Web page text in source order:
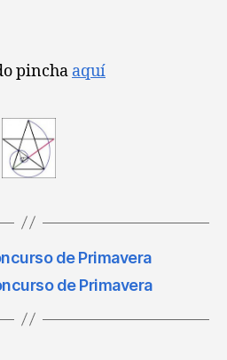
pincha aquí
de Primavera
de Primavera